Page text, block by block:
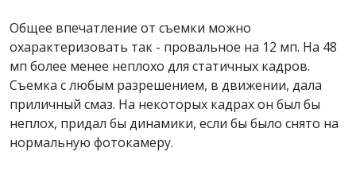
Общее впечатление от съемки можно
охарактеризовать так - провальное на 12 мп. На 48
мп более менее неплохо для статичных кадров.
Съемка с любым разрешением, в движении, дала
приличный смаз. На некоторых кадрах он был бы
неплох, придал бы динамики, если бы было снято на
нормальную фотокамеру.